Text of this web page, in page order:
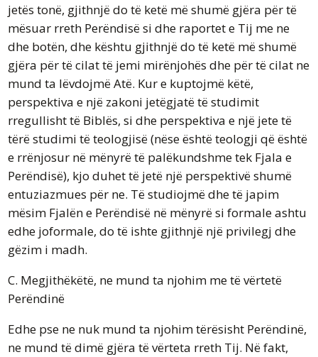
jetës tonë, gjithnjë do të ketë më shumë gjëra për të
mësuar rreth Perëndisë si dhe raportet e Tij me ne
dhe botën, dhe kështu gjithnjë do të ketë më shumë
gjëra për të cilat të jemi mirënjohës dhe për të cilat ne
mund ta lëvdojmë Atë. Kur e kuptojmë këtë,
perspektiva e një zakoni jetëgjatë të studimit
rregullisht të Biblës, si dhe perspektiva e një jete të
tërë studimi të teologjisë (nëse është teologji që është
e rrënjosur në mënyrë të palëkundshme tek Fjala e
Perëndisë), kjo duhet të jetë një perspektivë shumë
entuziazmues për ne. Të studiojmë dhe të japim
mësim Fjalën e Perëndisë në mënyrë si formale ashtu
edhe joformale, do të ishte gjithnjë një privilegj dhe
gëzim i madh.
C. Megjithëkëtë, ne mund ta njohim me të vërtetë
Perëndinë
Edhe pse ne nuk mund ta njohim tërësisht Perëndinë,
ne mund të dimë gjëra të vërteta rreth Tij. Në fakt,